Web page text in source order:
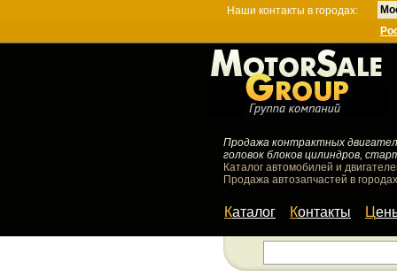
Наши контакты в городах:
Продажа контрактных
головок блоков цилиндров,
Каталог автомобилей и
Продажа автозапчастей в
Каталог Контакты